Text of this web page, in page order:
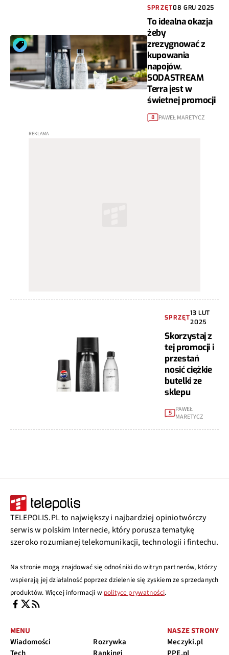
SPRZĘT08 GRU 2025
To idealna okazja
żeby
zrezygnować z
kupowania
napojów.
SODASTREAM
Terra jest w
świetnej promocji
8 PAWEŁ MARETYCZ
SPRZĘT
13 LUT
2025
Skorzystaj z
tej promocji i
przestań
nosić ciężkie
butelki ze
sklepu
5
PAWEŁ
MARETYCZ
TELEPOLIS.PL to największy i najbardziej opiniotwórczy
serwis w polskim Internecie, który porusza tematykę
szeroko rozumianej telekomunikacji, technologii i fintechu.
Na stronie mogą znajdować się odnośniki do witryn partnerów, którzy
wspierają jej działalność poprzez dzielenie się zyskiem ze sprzedanych
produktów. Więcej informacji w polityce prywatności.
MENU
Wiadomości
Rozrywka
NASZE STRONY
Meczyki.pl